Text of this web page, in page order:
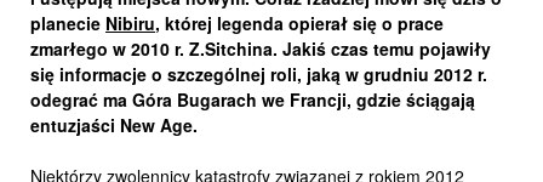
planecie Nibiru, której legenda opierał się o prace
zmarłego w 2010 r. Z.Sitchina. Jakiś czas temu pojawiły
się informacje o szczególnej roli, jaką w grudniu 2012 r.
odegrać ma Góra Bugarach we Francji, gdzie ściągają
entuzjaści New Age.
Niektórzy zwolennicy katastrofy związanej z rokiem 2012